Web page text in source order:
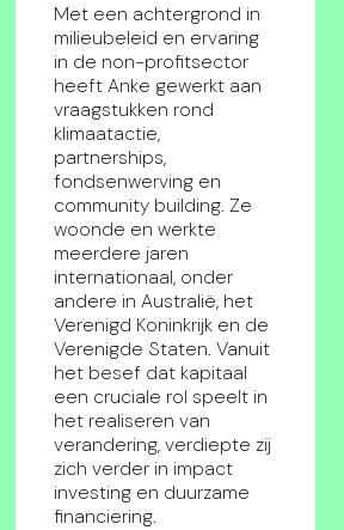
Met een achtergrond in
milieubeleid en ervaring
in de non-profitsector
heeft Anke gewerkt aan
vraagstukken rond
klimaatactie,
partnerships,
fondsenwerving en
community building. Ze
woonde en werkte
meerdere jaren
internationaal, onder
andere in Australië, het
Verenigd Koninkrijk en de
Verenigde Staten. Vanuit
het besef dat kapitaal
een cruciale rol speelt in
het realiseren van
verandering, verdiepte zij
zich verder in impact
investing en duurzame
financiering.